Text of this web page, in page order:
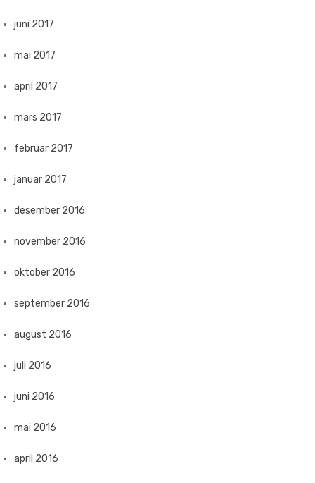
juni 2017
mai 2017
april 2017
mars 2017
februar 2017
januar 2017
desember 2016
november 2016
oktober 2016
september 2016
august 2016
juli 2016
juni 2016
mai 2016
april 2016